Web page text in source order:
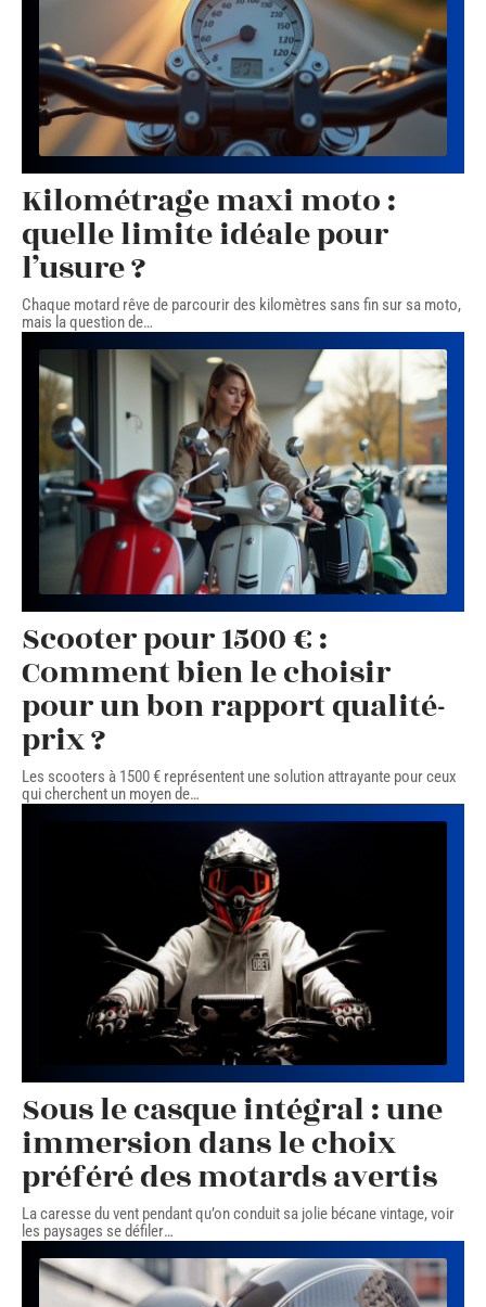
Kilométrage maxi moto :
quelle limite idéale pour
l’usure ?
Chaque motard rêve de parcourir des kilomètres sans fin sur sa moto,
mais la question de…
Scooter pour 1500 € :
Comment bien le choisir
pour un bon rapport qualité-
prix ?
Les scooters à 1500 € représentent une solution attrayante pour ceux
qui cherchent un moyen de…
Sous le casque intégral : une
immersion dans le choix
préféré des motards avertis
La caresse du vent pendant qu’on conduit sa jolie bécane vintage, voir
les paysages se défiler…